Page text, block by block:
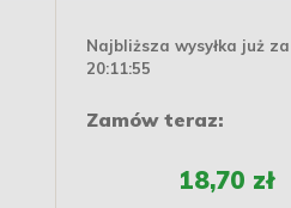
Najbliższa wysyłka już za
20:11:55
Zamów teraz:
18,70 zł